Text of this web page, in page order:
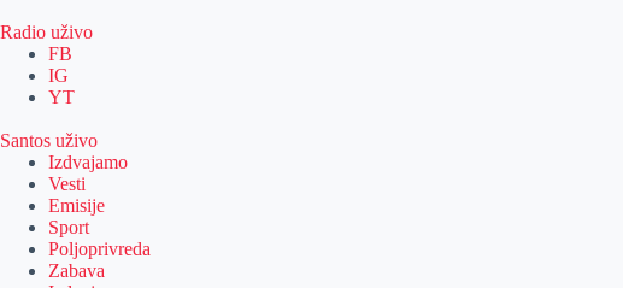
Radio uživo
FB
IG
YT
Santos uživo
Izdvajamo
Vesti
Emisije
Sport
Poljoprivreda
Zabava